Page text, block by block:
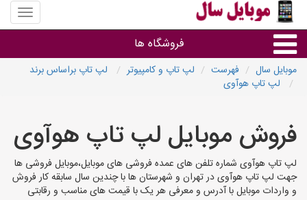
منوی
سایت
سال
فروشگاه ها
سایر گروه ها
فروشگاه های موبایل
موبایل سال فهرست لپ تاپ و کامپیوتر
لپ تاپ براساس برند
لپ تاپ هوآوی
فروش موبایل لپ تاپ هوآوی
لپ تاپ هوآوی شماره تلفن های عمده فروشی های موبایل،موبایل فروشی ها
جهت لپ تاپ هوآوی در تهران و شهرستان ها با چندین سال سابقه کار فروش
و واردات موبایل با آدرس و معرفی هر یک با قیمت های مناسب و رقابتی